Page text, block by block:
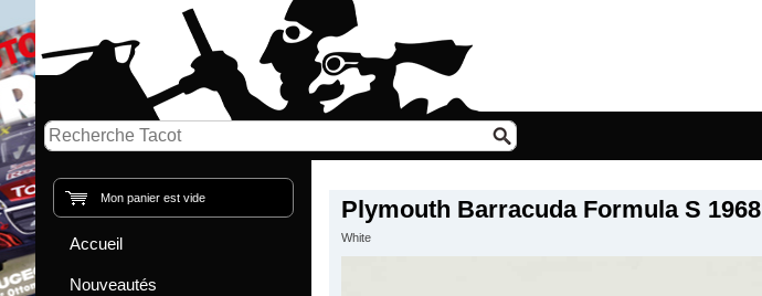
Plymouth Barracuda Formula S 1968
White
Mon panier est vide
Accueil
Nouveautés